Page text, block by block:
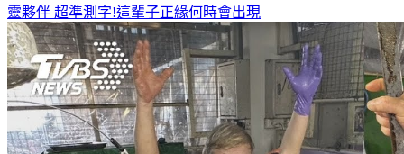
靈夥伴 超準測字!這輩子正緣何時會出現